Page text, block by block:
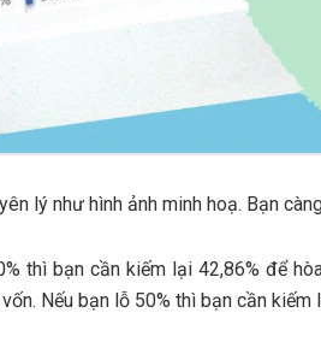
lý như hình ảnh minh hoạ. Bạn
thì bạn cần kiếm lại 42,86% để
Nếu bạn lỗ 50% thì bạn cần kiếm